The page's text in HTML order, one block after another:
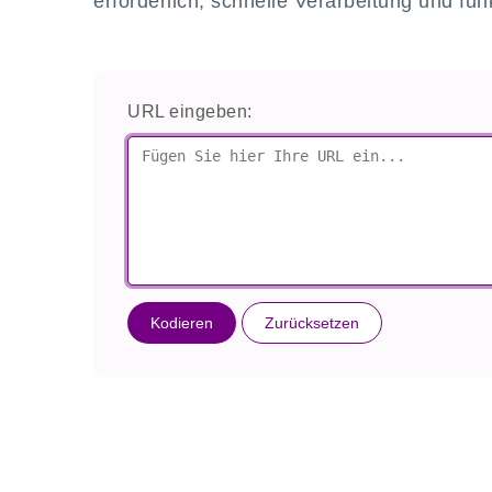
URL eingeben:
Kodieren Zurücksetzen